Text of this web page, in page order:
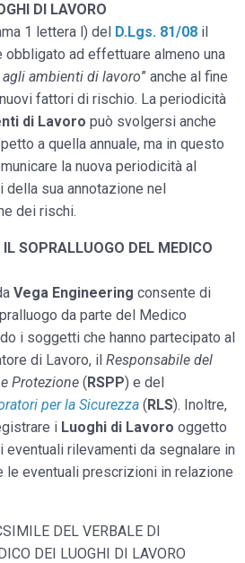
DI LAVORO
1 lettera l) del D.Lgs. 81/08 il
obbligato ad effettuare almeno una
ambienti di lavoro” anche al fine
fattori di rischio. La periodicità
di Lavoro può svolgersi anche
a quella annuale, ma in questo
la nuova periodicità al
della sua annotazione nel
dei rischi.
SOPRALLUOGO DEL MEDICO
Vega Engineering consente di
da parte del Medico
i soggetti che hanno partecipato al
di Lavoro, il Responsabile del
Protezione (RSPP) e del
per la Sicurezza (RLS). Inoltre,
i Luoghi di Lavoro oggetto
rilevamenti da segnalare in
le eventuali prescrizioni in relazione
DEL VERBALE DI
DEI LUOGHI DI LAVORO